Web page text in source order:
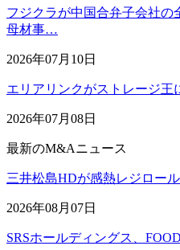
フジクラが中国合弁子会社
母材事…
2026年07月10日
エリアリンクがストレージ王
2026年07月08日
最新のM&Aニュース
三井松島HDが感熱レジロー
2026年08月07日
SRSホールディングス、